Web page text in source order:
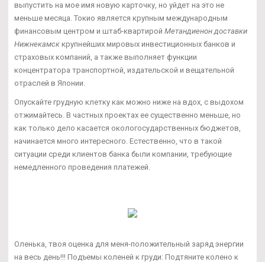
выпустить на мое имя новую карточку, но уйдет на это не
меньше месяца. Токио является крупным международным
финансовым центром и штаб-квартирой Метандиенон доставки
Нижнекамск крупнейших мировых инвестиционных банков и
страховых компаний, а также выполняет функции
концентратора транспортной, издательской и вещательной
отраслей в Японии.
Опускайте грудную клетку как можно ниже на вдох, с выдохом
отжимайтесь. В частных проектах ее существенно меньше, но
как только дело касается окологосударственных бюджетов,
начинается много интересного. Естественно, что в такой
ситуации среди клиентов банка были компании, требующие
немедленного проведения платежей.
Оленька, твоя оценка для меня-положительный заряд энергии
на весь день!!! Подъемы коленей к груди: Подтяните колено к